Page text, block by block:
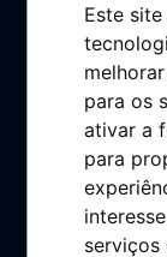
Este
para os
ativar a
para
serviços
Qualidade
Emprego
Imprensa
Perguntas
Contacto